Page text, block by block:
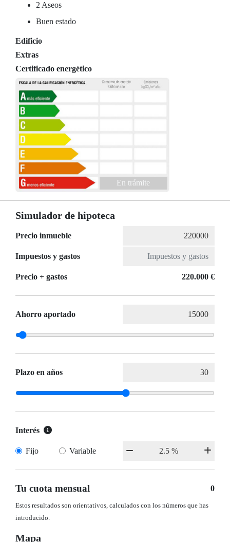
2 Aseos
Buen estado
Edificio
Extras
Certificado energético
En trámite
Simulador de hipoteca
Precio inmueble
Impuestos y gastos
Precio + gastos 220.000 €
Ahorro aportado
Plazo en años
Interés
Fijo Variable
Tu cuota mensual 0
Estos resultados son orientativos, calculados con los números que has
introducido.
Mapa